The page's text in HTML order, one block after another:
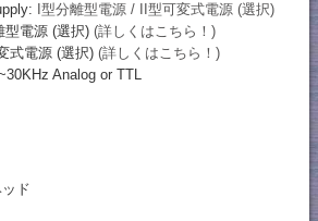
I型分離型電源 / II型可変式電源 (選択)
型電源 (選択) (詳しくはこちら！)
式電源 (選択) (詳しくはこちら！)
Analog or TTL
ド